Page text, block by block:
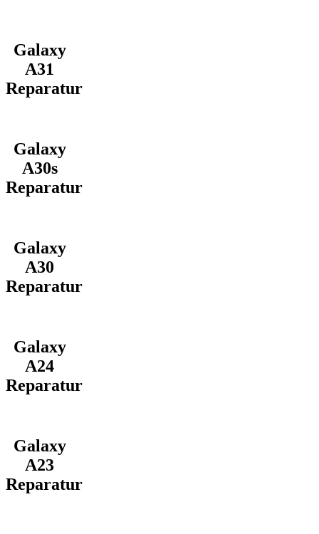
Galaxy
A31
Reparatur
Galaxy
A30s
Reparatur
Galaxy
A30
Reparatur
Galaxy
A24
Reparatur
Galaxy
A23
Reparatur